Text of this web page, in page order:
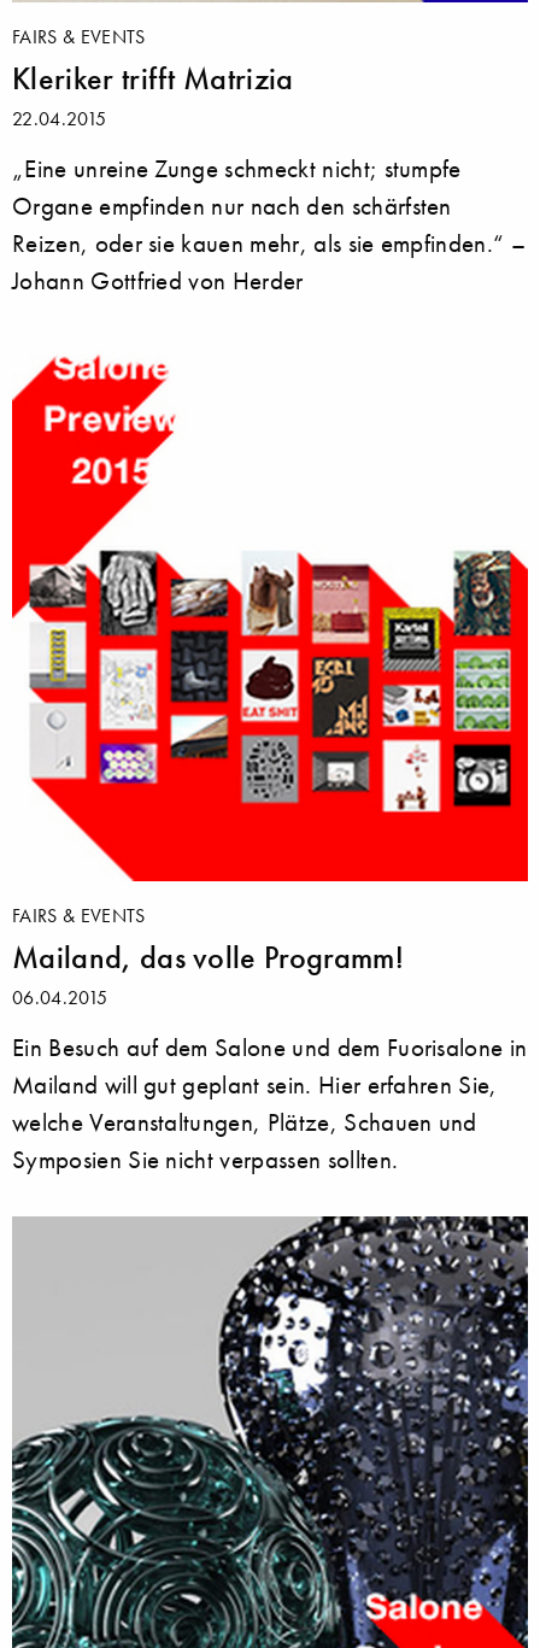
FAIRS & EVENTS
Kleriker trifft Matrizia
22.04.2015
„Eine unreine Zunge schmeckt nicht; stumpfe
Organe empfinden nur nach den schärfsten
Reizen, oder sie kauen mehr, als sie empfinden.“ –
Johann Gottfried von Herder
FAIRS & EVENTS
Mailand, das volle Programm!
06.04.2015
Ein Besuch auf dem Salone und dem Fuorisalone in
Mailand will gut geplant sein. Hier erfahren Sie,
welche Veranstaltungen, Plätze, Schauen und
Symposien Sie nicht verpassen sollten.